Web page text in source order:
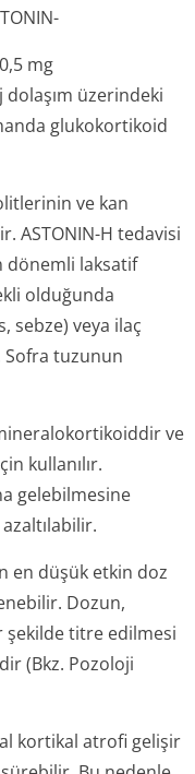
mg
üzerindeki
glukokortikoid
ve kan
ASTONIN-H tedavisi
dönemli laksatif
olduğunda
sebze) veya ilaç
tuzunun
ve
kullanılır.
gelebilmesine
en düşük etkin doz
Dozun,
şekilde titre edilmesi
(Bkz. Pozoloji
kortikal atrofi gelişir